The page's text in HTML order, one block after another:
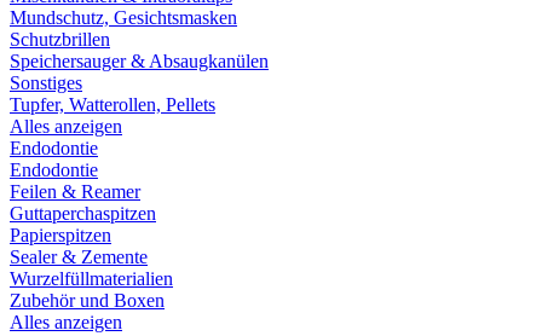
Mundschutz, Gesichtsmasken
Schutzbrillen
Speichersauger & Absaugkanülen
Sonstiges
Tupfer, Watterollen, Pellets
Alles anzeigen
Endodontie
Endodontie
Feilen & Reamer
Guttaperchaspitzen
Papierspitzen
Sealer & Zemente
Wurzelfüllmaterialien
Zubehör und Boxen
Alles anzeigen